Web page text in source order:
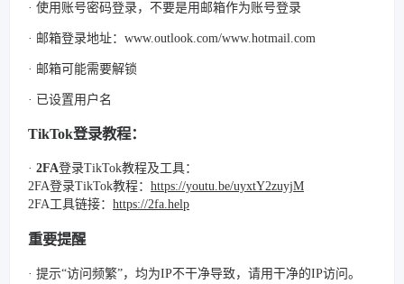
· 使用账号密码登录，不要是用邮箱作为账号登录
· 邮箱登录地址：www.outlook.com/www.hotmail.com
· 邮箱可能需要解锁
· 已设置用户名
TikTok登录教程：
· 2FA登录TikTok教程及工具：
2FA登录TikTok教程： https://youtu.be/uyxtY2zuyjM
2FA工具链接： https://2fa.help
重要提醒
· 提示“访问频繁”，均为IP不干净导致，请用干净的IP访问。